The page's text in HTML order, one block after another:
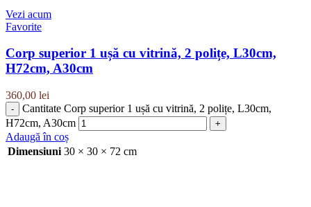
Vezi acum
Favorite
Corp superior 1 ușă cu vitrină, 2 polițe, L30cm,
H72cm, A30cm
360,00 lei
Cantitate Corp superior 1 ușă cu vitrină, 2 polițe, L30cm,
H72cm, A30cm
Adaugă în coș
Dimensiuni 30 × 30 × 72 cm